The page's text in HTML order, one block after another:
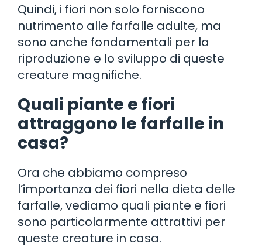
Quindi, i fiori non solo forniscono
nutrimento alle farfalle adulte, ma
sono anche fondamentali per la
riproduzione e lo sviluppo di queste
creature magnifiche.
Quali piante e fiori
attraggono le farfalle in
casa?
Ora che abbiamo compreso
l’importanza dei fiori nella dieta delle
farfalle, vediamo quali piante e fiori
sono particolarmente attrattivi per
queste creature in casa.